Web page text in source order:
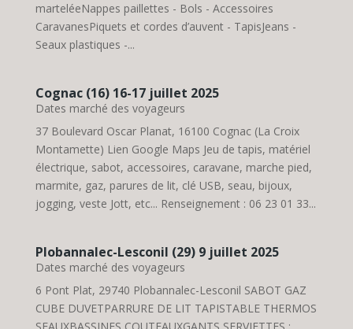
marteléeNappes paillettes - Bols - Accessoires
CaravanesPiquets et cordes d’auvent - TapisJeans -
Seaux plastiques -...
Cognac (16) 16-17 juillet 2025
Dates marché des voyageurs
37 Boulevard Oscar Planat, 16100 Cognac (La Croix
Montamette) Lien Google Maps Jeu de tapis, matériel
électrique, sabot, accessoires, caravane, marche pied,
marmite, gaz, parures de lit, clé USB, seau, bijoux,
jogging, veste Jott, etc... Renseignement : 06 23 01 33...
Plobannalec-Lesconil (29) 9 juillet 2025
Dates marché des voyageurs
6 Pont Plat, 29740 Plobannalec-Lesconil SABOT GAZ
CUBE DUVETPARRURE DE LIT TAPISTABLE THERMOS